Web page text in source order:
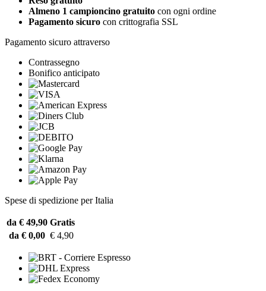
Almeno 1 campioncino gratuito con ogni ordine
Pagamento sicuro con crittografia SSL
Pagamento sicuro attraverso
Contrassegno
Bonifico anticipato
Spese di spedizione per Italia
da € 49,90 Gratis
da € 0,00 € 4,90